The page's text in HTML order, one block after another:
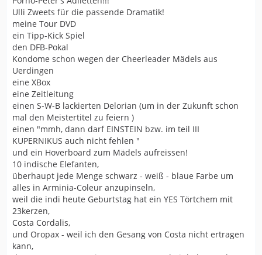
Ulli Zweets für die passende Dramatik!
meine Tour DVD
ein Tipp-Kick Spiel
den DFB-Pokal
Kondome schon wegen der Cheerleader Mädels aus
Uerdingen
eine XBox
eine Zeitleitung
einen S-W-B lackierten Delorian (um in der Zukunft schon
mal den Meistertitel zu feiern )
einen "mmh, dann darf EINSTEIN bzw. im teil III
KUPERNIKUS auch nicht fehlen "
und ein Hoverboard zum Mädels aufreissen!
10 indische Elefanten,
überhaupt jede Menge schwarz - weiß - blaue Farbe um
alles in Arminia-Coleur anzupinseln,
weil die indi heute Geburtstag hat ein YES Törtchem mit
23kerzen,
Costa Cordalis,
und Oropax - weil ich den Gesang von Costa nicht ertragen
kann,